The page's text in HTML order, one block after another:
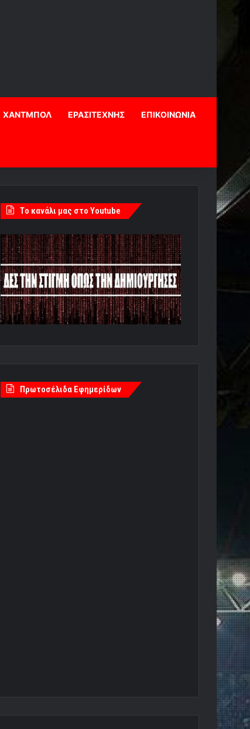
ΧΑΝΤΜΠΟΛ ΕΡΑΣΙΤΕΧΝΗΣ ΕΠΙΚΟΙΝΩΝΙΑ
Tο κανάλι μας στο Youtube
Πρωτοσέλιδα Εφημερίδων